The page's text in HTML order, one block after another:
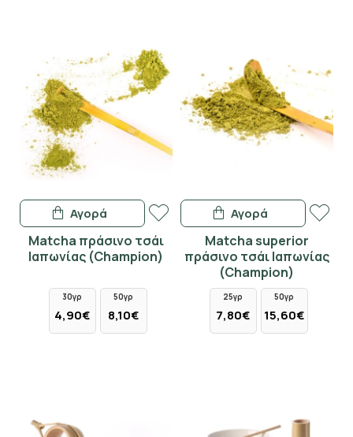
Matcha πράσινο τσάι
Ιαπωνίας (Champion)
30γρ
4,90€
50γρ
8,10€
Αγορά
Matcha superior
πράσινο τσάι Ιαπωνίας
(Champion)
25γρ
7,80€
50γρ
15,60€
Αγορά